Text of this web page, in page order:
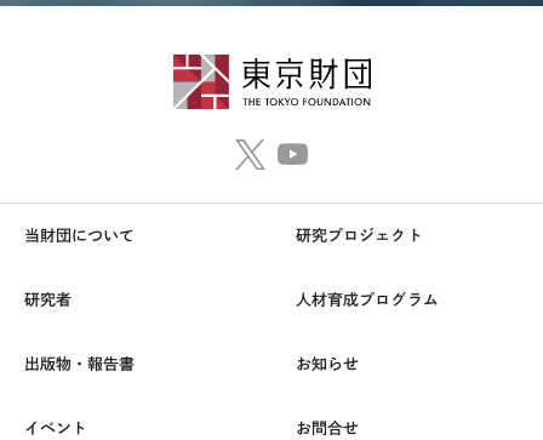
当財団について 研究プロジェクト
研究者 人材育成プログラム
出版物・報告書 お知らせ
イベント お問合せ